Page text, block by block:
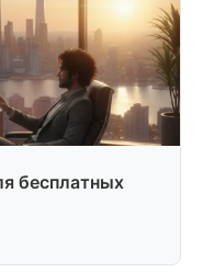
бесплатных